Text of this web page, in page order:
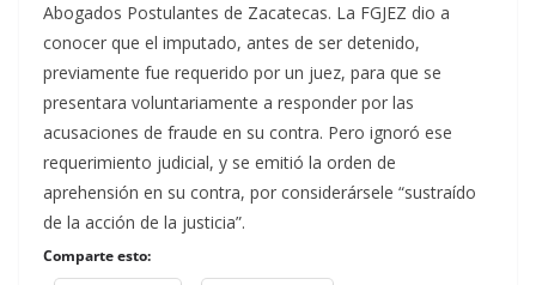
Abogados Postulantes de Zacatecas. La FGJEZ dio a
conocer que el imputado, antes de ser detenido,
previamente fue requerido por un juez, para que se
presentara voluntariamente a responder por las
acusaciones de fraude en su contra. Pero ignoró ese
requerimiento judicial, y se emitió la orden de
aprehensión en su contra, por considerársele “sustraído
de la acción de la justicia”.
Comparte esto: